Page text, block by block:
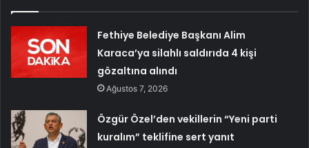
Fethiye Belediye Başkanı Alim
Karaca’ya silahlı saldırıda 4 kişi
gözaltına alındı
Ağustos 7, 2026
Özgür Özel’den vekillerin “Yeni parti
kuralım” teklifine sert yanıt